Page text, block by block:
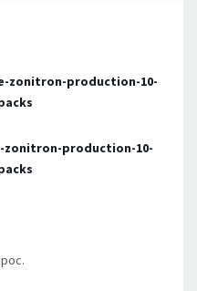
zonitron-production-10-
zonitron-production-10-